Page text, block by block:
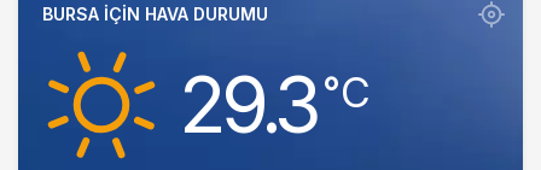
BURSA IÇIN HAVA DURUMU
29.3‎°C